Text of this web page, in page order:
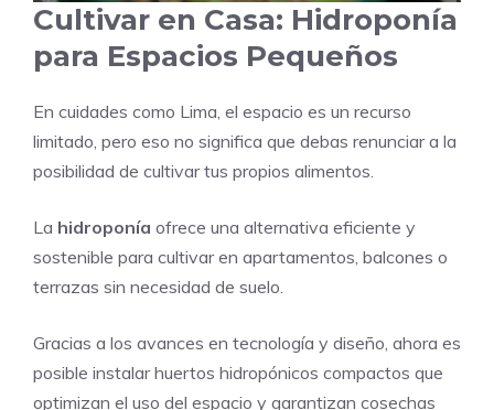
Cultivar en Casa: Hidroponía
para Espacios Pequeños
En cuidades como Lima, el espacio es un recurso
limitado, pero eso no significa que debas renunciar a la
posibilidad de cultivar tus propios alimentos.
La hidroponía ofrece una alternativa eficiente y
sostenible para cultivar en apartamentos, balcones o
terrazas sin necesidad de suelo.
Gracias a los avances en tecnología y diseño, ahora es
posible instalar huertos hidropónicos compactos que
optimizan el uso del espacio y garantizan cosechas